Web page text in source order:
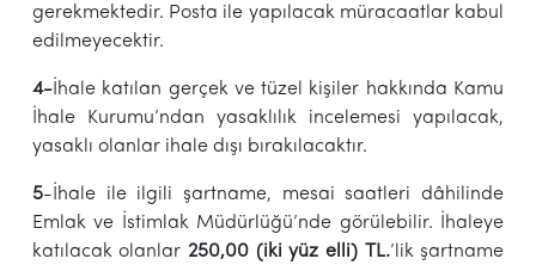
gerekmektedir. Posta ile yapılacak müracaatlar kabul
edilmeyecektir.
4-İhale katılan gerçek ve tüzel kişiler hakkında Kamu
İhale Kurumu’ndan yasaklılık incelemesi yapılacak,
yasaklı olanlar ihale dışı bırakılacaktır.
5-İhale ile ilgili şartname, mesai saatleri dâhilinde
Emlak ve İstimlak Müdürlüğü’nde görülebilir. İhaleye
katılacak olanlar 250,00 (iki yüz elli) TL.’lik şartname